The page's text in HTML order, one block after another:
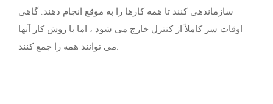
سازماندهی کنند تا همه کارها را به موقع انجام دهند. گاهی
اوقات سر کاملاً از کنترل خارج می شود ، اما با روش کار آنها